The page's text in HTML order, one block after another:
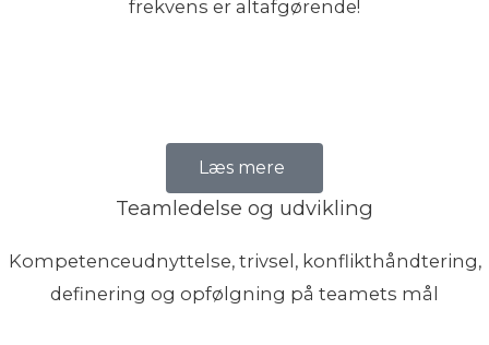
frekvens er altafgørende!
Læs mere
Teamledelse og udvikling
Kompetenceudnyttelse, trivsel, konflikthåndtering,
definering og opfølgning på teamets mål